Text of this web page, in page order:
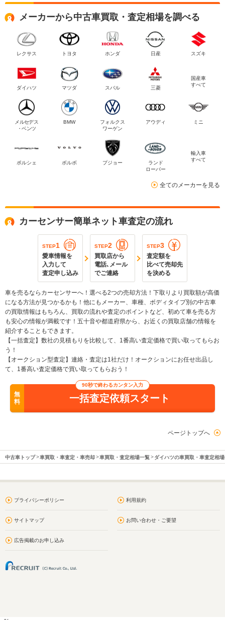
メーカーから中古車買取・査定相場を調べる
レクサス トヨタ ホンダ 日産 スズキ
ダイハツ マツダ スバル 三菱
国産車
すべて
メルセデス
・ベンツ
BMW
フォルクス
ワーゲン
アウディ ミニ
ポルシェ ボルボ プジョー
ランド
ローバー
輸入車
すべて
全てのメーカーを見る
カーセンサー簡単ネット車査定の流れ
STEP1
愛車情報を
入力して
査定申し込み
STEP2
買取店から
電話､メール
でご連絡
STEP3
査定額を
比べて売却先
を決める
車を売るならカーセンサーへ！選べる2つの売却方法！下取りより買取額が高価
になる方法が見つかるかも！他にもメーカー、車種、ボディタイプ別の中古車
の買取情報はもちろん、買取の流れや査定のポイントなど、初めて車を売る方
も安心の情報が満載です！五十音や都道府県から、お近くの買取店舗の情報を
紹介することもできます。
【一括査定】数社の見積もりを比較して、1番高い査定価格で買い取ってもらお
う！
【オークション型査定】連絡・査定は1社だけ！オークションにお任せ出品し
て、1番高い査定価格で買い取ってもらおう！
無
料
90秒で終わるカンタン入力
一括査定依頼スタート
ページトップへ
中古車トップ 車買取・車査定・車売却 車買取・査定相場一覧 ダイハツの車買取・車査定相
プライバシーポリシー 利用規約
サイトマップ お問い合わせ・ご要望
広告掲載のお申し込み